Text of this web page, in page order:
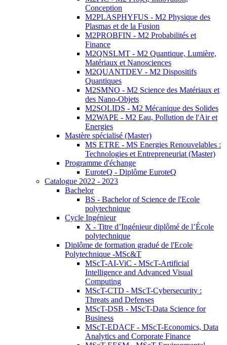
Conception
M2PLASPHYFUS - M2 Physique des
Plasmas et de la Fusion
M2PROBFIN - M2 Probabilités et
Finance
M2QNSLMT - M2 Quantique, Lumière,
Matériaux et Nanosciences
M2QUANTDEV - M2 Dispositifs
Quantiques
M2SMNO - M2 Science des Matériaux et
des Nano-Objets
M2SOLIDS - M2 Mécanique des Solides
M2WAPE - M2 Eau, Pollution de l'Air et
Energies
Mastère spécialisé (Master)
MS ETRE - MS Energies Renouvelables :
Technologies et Entrepreneuriat (Master)
Programme d'échange
EuroteQ - Diplôme EuroteQ
Catalogue 2022 - 2023
Bachelor
BS - Bachelor of Science de l'Ecole
polytechnique
Cycle Ingénieur
X - Titre d’Ingénieur diplômé de l’École
polytechnique
Diplôme de formation gradué de l'Ecole
Polytechnique -MSc&T
MScT-AI-ViC - MScT-Artificial
Intelligence and Advanced Visual
Computing
MScT-CTD - MScT-Cybersecurity :
Threats and Defenses
MScT-DSB - MScT-Data Science for
Business
MScT-EDACF - MScT-Economics, Data
Analytics and Corporate Finance